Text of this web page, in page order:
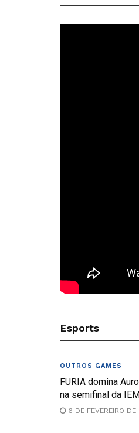
Esports
OUTROS GAMES
FURIA domina
na semifinal da
6 DE FEVEREIRO DE